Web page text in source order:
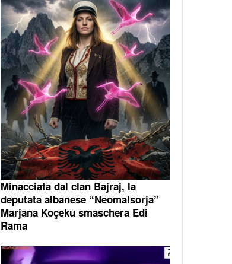
Minacciata dal clan Bajraj, la
deputata albanese “Neomalsorja”
Marjana Koçeku smaschera Edi
Rama